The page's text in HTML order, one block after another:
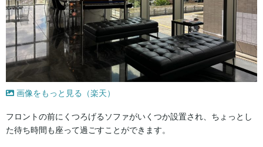
画像をもっと見る（楽天）
フロントの前にくつろげるソファがいくつか設置され、ちょっとし
た待ち時間も座って過ごすことができます。